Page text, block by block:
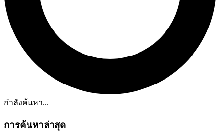
กำลังค้นหา...
การค้นหาล่าสุด